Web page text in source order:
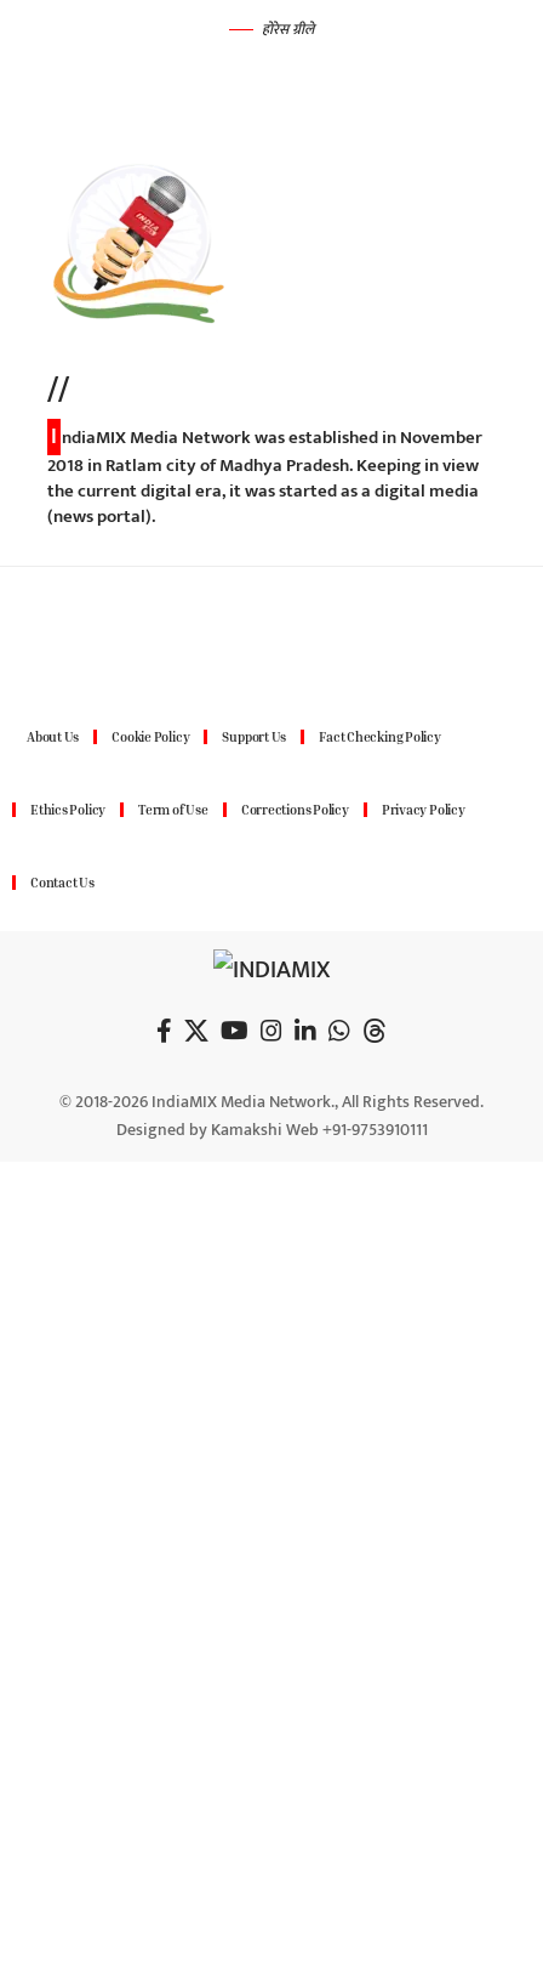
होरेस ग्रीले
//
I ndiaMIX Media Network was established in November
2018 in Ratlam city of Madhya Pradesh. Keeping in view
the current digital era, it was started as a digital media
(news portal).
About Us Cookie Policy Support Us Fact Checking Policy
Ethics Policy Term of Use Corrections Policy Privacy Policy
Contact Us
© 2018-2026 IndiaMIX Media Network., All Rights Reserved.
Designed by Kamakshi Web +91-9753910111